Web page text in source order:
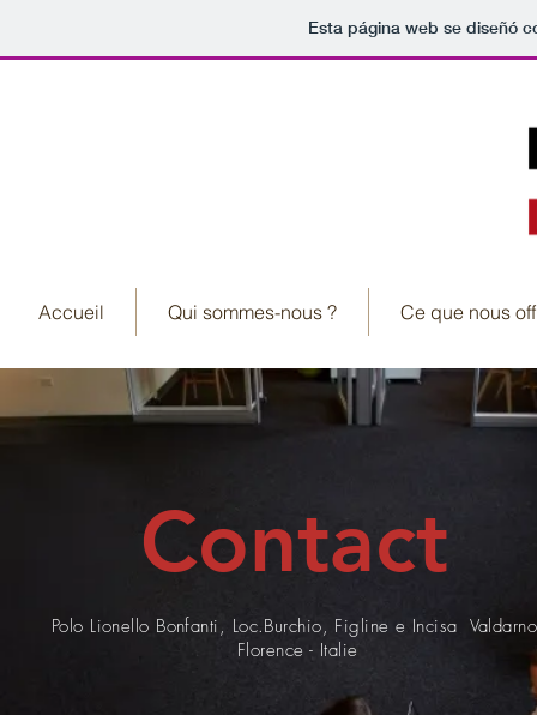
Esta página web se diseñó
Accueil Qui sommes-nous ? Ce que nous
Contact
Polo Lionello Bonfanti, Loc.Burchio, Figline e Incisa Valdarno
Florence - Italie